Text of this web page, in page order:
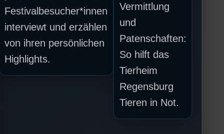
Festivalbesucher*innen
interviewt und erzählen
von ihren persönlichen
Highlights.
Vermittlung
und
Patenschaften:
So hilft das
Tierheim
Regensburg
Tieren in Not.